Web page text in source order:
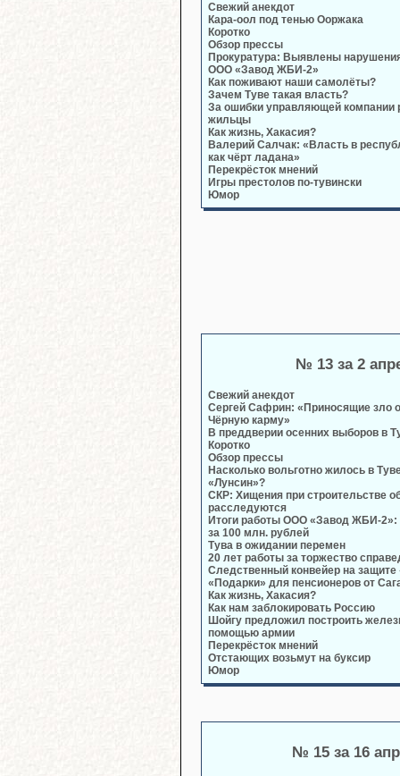
Свежий анекдот
Кара-оол под тенью Ооржака
Коротко
Обзор прессы
Прокуратура: Выявлены
ООО «Завод ЖБИ-2»
Как поживают наши самолёты?
Зачем Туве такая власть?
За ошибки управляющей компании
жильцы
Как жизнь, Хакасия?
Валерий Салчак: «Власть в
как чёрт ладана»
Перекрёсток мнений
Игры престолов по-тувински
Юмор
№ 13 за 2
Свежий анекдот
Сергей Сафрин: «Приносящие зло
Чёрную карму»
В преддверии осенних выборов в
Коротко
Обзор прессы
Насколько вольготно жилось в
«Лунсин»?
СКР: Хищения при строительстве
расследуются
Итоги работы ООО «Завод ЖБИ-2»:
за 100 млн. рублей
Тува в ожидании перемен
20 лет работы за торжество
Следственный конвейер на защите
«Подарки» для пенсионеров от
Как жизнь, Хакасия?
Как нам заблокировать Россию
Шойгу предложил построить
помощью армии
Перекрёсток мнений
Отстающих возьмут на буксир
Юмор
№ 15 за 16